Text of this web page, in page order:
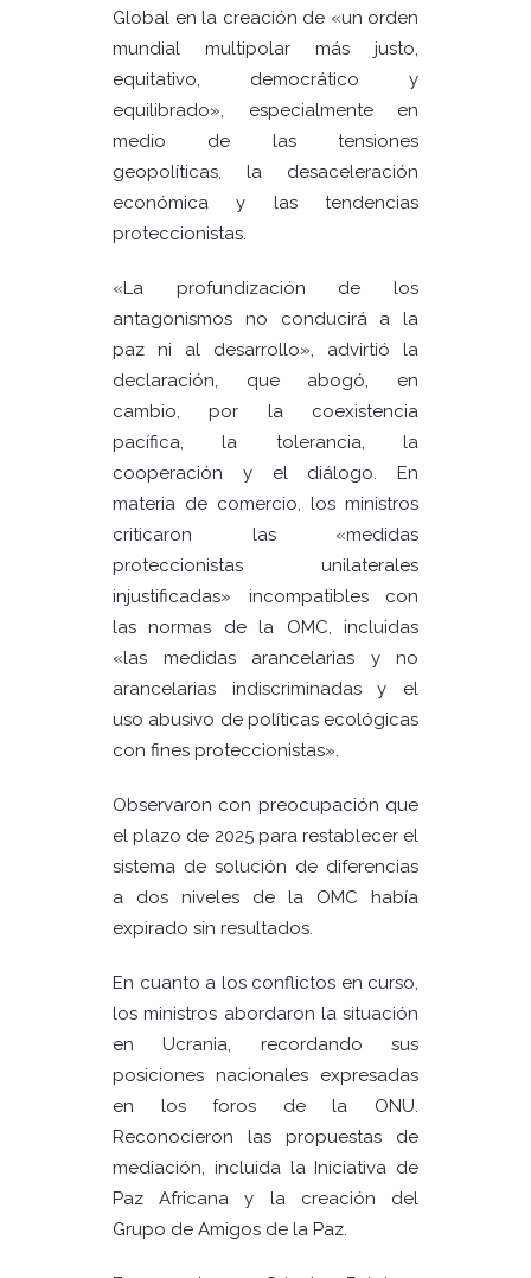
Global en la creación de «un orden
mundial multipolar más justo,
equitativo, democrático y
equilibrado», especialmente en
medio de las tensiones
geopolíticas, la desaceleración
económica y las tendencias
proteccionistas.
«La profundización de los
antagonismos no conducirá a la
paz ni al desarrollo», advirtió la
declaración, que abogó, en
cambio, por la coexistencia
pacífica, la tolerancia, la
cooperación y el diálogo. En
materia de comercio, los ministros
criticaron las «medidas
proteccionistas unilaterales
injustificadas» incompatibles con
las normas de la OMC, incluidas
«las medidas arancelarias y no
arancelarias indiscriminadas y el
uso abusivo de políticas ecológicas
con fines proteccionistas».
Observaron con preocupación que
el plazo de 2025 para restablecer el
sistema de solución de diferencias
a dos niveles de la OMC había
expirado sin resultados.
En cuanto a los conflictos en curso,
los ministros abordaron la situación
en Ucrania, recordando sus
posiciones nacionales expresadas
en los foros de la ONU.
Reconocieron las propuestas de
mediación, incluida la Iniciativa de
Paz Africana y la creación del
Grupo de Amigos de la Paz.